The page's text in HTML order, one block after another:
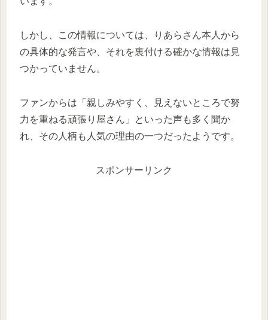
しかし、この情報については、りあらさん本人から
の具体的な発言や、それを裏付ける確かな情報は見
つかっていません。
ファンからは「親しみやすく、見えないところで努
力を重ねる頑張り屋さん」といった声も多く聞か
れ、その人柄も人気の理由の一つだったようです。
スポンサーリンク